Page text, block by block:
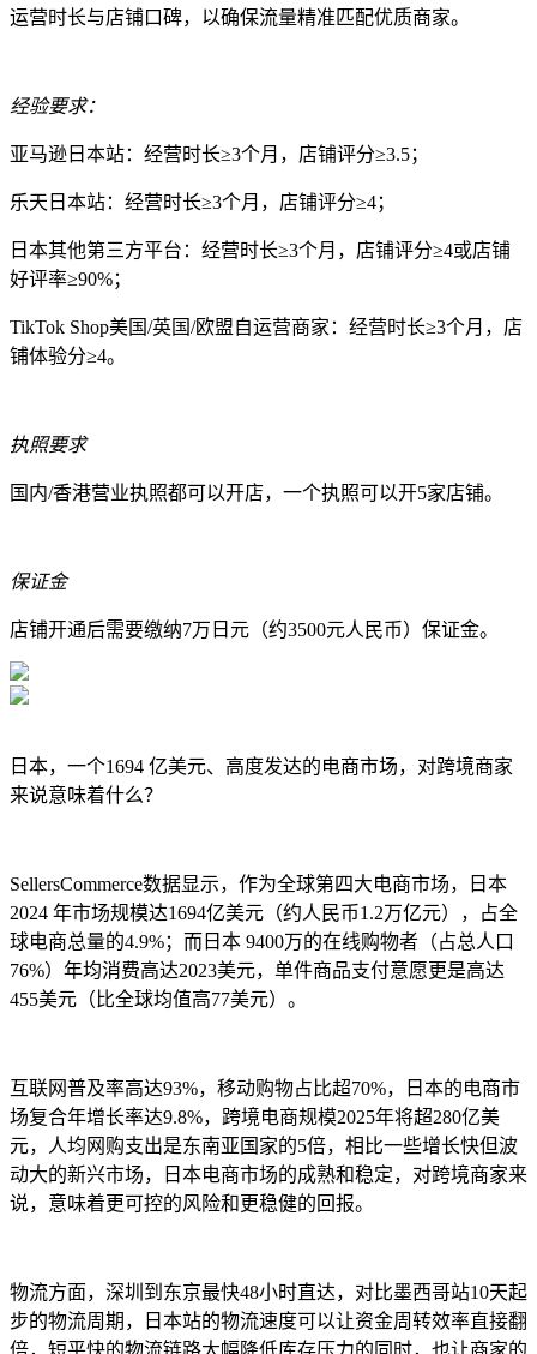
运营时长与店铺口碑，以确保流量精准匹配优质商家。
经验要求：
亚马逊日本站：经营时长≥3个月，店铺评分≥3.5；
乐天日本站：经营时长≥3个月，店铺评分≥4；
日本其他第三方平台：经营时长≥3个月，店铺评分≥4或店铺
好评率≥90%；
TikTok Shop美国/英国/欧盟自运营商家：经营时长≥3个月，店
铺体验分≥4。
执照要求
国内/香港营业执照都可以开店，一个执照可以开5家店铺。
保证金
店铺开通后需要缴纳7万日元（约3500元人民币）保证金。
日本，一个1694 亿美元、高度发达的电商市场，对跨境商家
来说意味着什么？
SellersCommerce数据显示，作为全球第四大电商市场，日本
2024 年市场规模达1694亿美元（约人民币1.2万亿元），占全
球电商总量的4.9%；而日本 9400万的在线购物者（占总人口
76%）年均消费高达2023美元，单件商品支付意愿更是高达
455美元（比全球均值高77美元）。
互联网普及率高达93%，移动购物占比超70%，日本的电商市
场复合年增长率达9.8%，跨境电商规模2025年将超280亿美
元，人均网购支出是东南亚国家的5倍，相比一些增长快但波
动大的新兴市场，日本电商市场的成熟和稳定，对跨境商家来
说，意味着更可控的风险和更稳健的回报。
物流方面，深圳到东京最快48小时直达，对比墨西哥站10天起
步的物流周期，日本站的物流速度可以让资金周转效率直接翻
倍，短平快的物流链路大幅降低库存压力的同时，也让商家的